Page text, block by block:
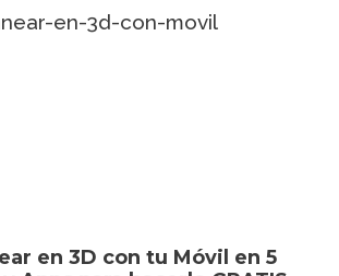
en 3D con tu Móvil en 5